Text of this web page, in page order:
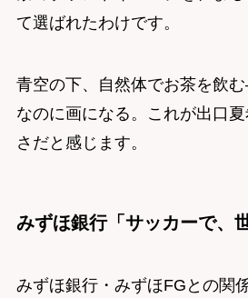
て選ばれたわけです。
青空の下、自然体でお茶を飲
なのに画になる。これが出口
さだと感じます。
みずほ銀行「サッカーで、
みずほ銀行・みずほFGとの関